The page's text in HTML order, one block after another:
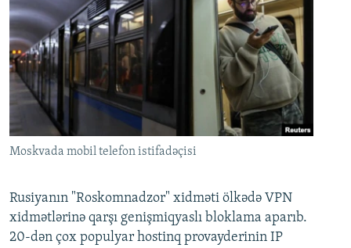
Moskvada mobil telefon istifadəçisi
Rusiyanın "Roskomnadzor" xidməti ölkədə VPN
xidmətlərinə qarşı genişmiqyaslı bloklama aparıb.
20-dən çox populyar hostinq provayderinin IP